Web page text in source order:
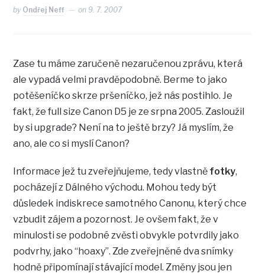
by Ondřej Neff on 9. 7. 2007
Zase tu máme zaručeně nezaručenou zprávu, která
ale vypadá velmi pravděpodobně. Berme to jako
potěšeníčko skrze pršeníčko, jež nás postihlo. Je
fakt, že full size Canon D5 je ze srpna 2005. Zasloužil
by si upgrade? Není na to ještě brzy? Já myslím, že
ano, ale co si myslí Canon?
Informace jež tu zveřejňujeme, tedy vlastně fotky,
pocházejí z Dálného východu. Mohou tedy být
důsledek indiskrece samotného Canonu, který chce
vzbudit zájem a pozornost. Je ovšem fakt, že v
minulosti se podobné zvěsti obvykle potvrdily jako
podvrhy, jako “hoaxy”. Zde zveřejněné dva snímky
hodně připomínají stávající model. Změny jsou jen